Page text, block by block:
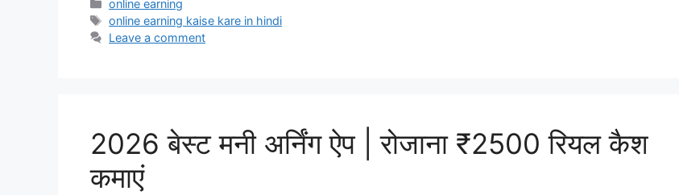
online earning
Tags
online earning kaise kare in hindi
Leave a comment
2026 बेस्ट मनी अर्निंग ऐप | रोजाना ₹2500 रियल कैश
कमाएं